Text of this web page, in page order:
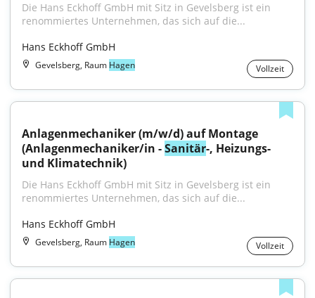
Die Hans Eckhoff GmbH mit Sitz in Gevelsberg ist ein
renommiertes Unternehmen, das sich auf die...
Hans Eckhoff GmbH
Gevelsberg, Raum Hagen Vollzeit
Anlagenmechaniker (m/w/d) auf Montage
(Anlagenmechaniker/in - Sanitär-, Heizungs-
und Klimatechnik)
Die Hans Eckhoff GmbH mit Sitz in Gevelsberg ist ein
renommiertes Unternehmen, das sich auf die...
Hans Eckhoff GmbH
Gevelsberg, Raum Hagen Vollzeit